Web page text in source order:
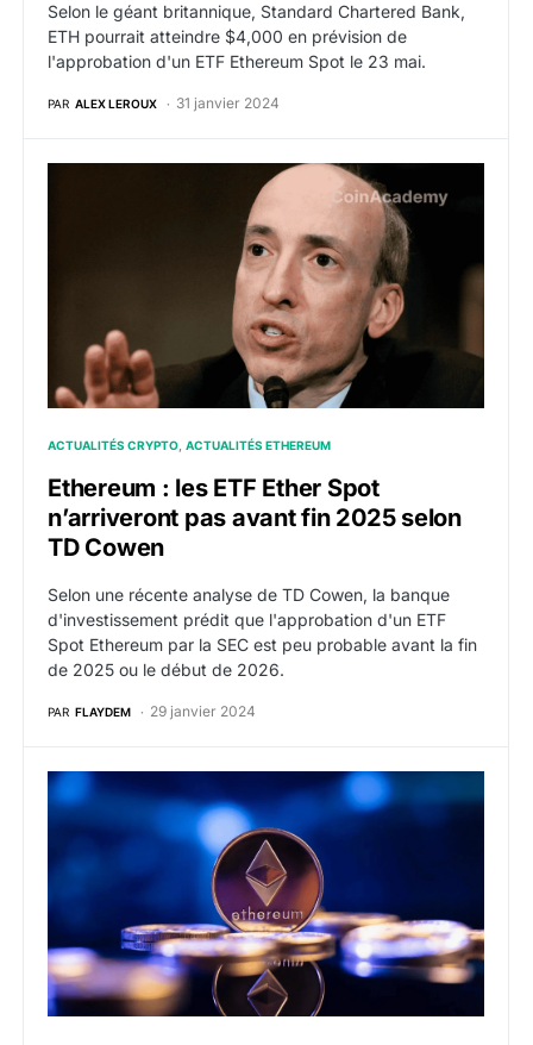
Selon le géant britannique, Standard Chartered Bank,
ETH pourrait atteindre $4,000 en prévision de
l'approbation d'un ETF Ethereum Spot le 23 mai.
PAR ALEX LEROUX 31 janvier 2024
Ethereum : les ETF Ether Spot n’arriveront pas
ACTUALITÉS CRYPTO ACTUALITÉS ETHEREUM
Ethereum : les ETF Ether Spot
n’arriveront pas avant fin 2025 selon
TD Cowen
Selon une récente analyse de TD Cowen, la banque
d'investissement prédit que l'approbation d'un ETF
Spot Ethereum par la SEC est peu probable avant la fin
de 2025 ou le début de 2026.
PAR FLAYDEM 29 janvier 2024
Ethereum : $17,9 milliards de volumes enregistrés